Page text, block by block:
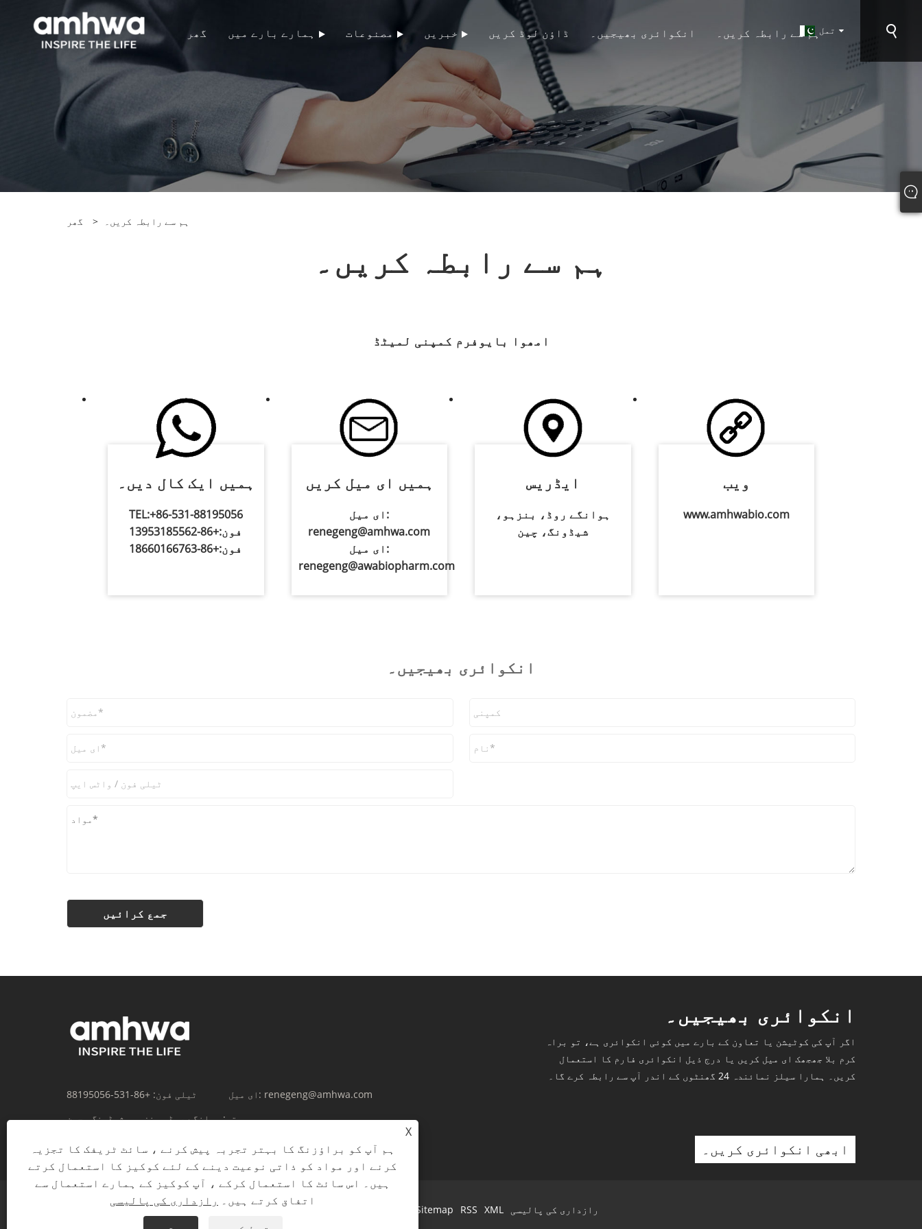
گھر ہمارے بارے میں مصنوعات خبریں ڈاؤن لوڈ کریں انکوائری بھیجیں۔ ہم سے رابطہ کریں۔تمل
گھر > ہم سے رابطہ کریں۔
ہم سے رابطہ کریں۔
امھوا بایوفرم کمپنی لمیٹڈ
ہمیں ایک کال دیں۔
TEL:+86-531-88195056
فون:+86-13953185562
فون:+86-18660166763
ہمیں ای میل کریں
ای میل:
renegeng@amhwa.com
ای میل:
renegeng@awabiopharm.com
ایڈریس
ہوانگے روڈ، بنزہو،
شیڈونگ، چین
ویب
www.amhwabio.com
انکوائری بھیجیں۔
ٹیلی فون: +86-531-88195056 ای میل: renegeng@amhwa.com
پتہ: ہوانگے روڈ، بنزہو، شیڈونگ، چین
انکوائری بھیجیں۔
اگر آپ کی کوٹیشن یا تعاون کے بارے میں کوئی انکوائری ہے، تو براہ
کرم بلا جھجھک ای میل کریں یا درج ذیل انکوائری فارم کا استعمال
کریں۔ ہمارا سیلز نمائندہ 24 گھنٹوں کے اندر آپ سے رابطہ کرے گا۔
ابھی انکوائری کریں۔
Sitemap RSS XML
رازداری کی پالیسی
X
ہم آپ کو براؤزنگ کا بہتر تجربہ پیش کرنے ، سائٹ ٹریفک کا تجزیہ
کرنے اور مواد کو ذاتی نوعیت دینے کے لئے کوکیز کا استعمال کرتے
ہیں۔ اس سائٹ کا استعمال کرکے ، آپ کوکیز کے ہمارے استعمال سے
اتفاق کرتے ہیں۔ رازداری کی پالیسی